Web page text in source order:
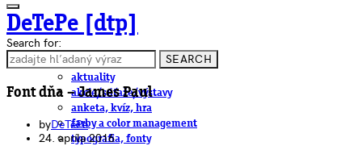
DeTePe [dtp]
ČLÁNKY
aktuality
akcie/súťaže/výstavy
anketa, kvíz, hra
farby a color management
typografia, fonty
Search for:
SEARCH
Font dňa – James Paul
byDeTePe
24. apríla 2016